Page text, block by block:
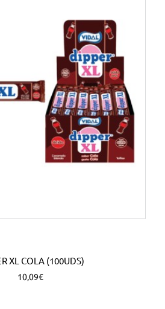
XL COLA (100UDS)
10,09€